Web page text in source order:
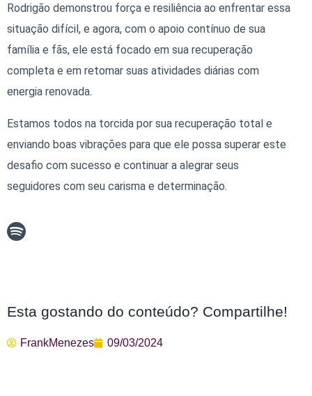
Rodrigão demonstrou força e resiliência ao enfrentar essa
situação difícil, e agora, com o apoio contínuo de sua
família e fãs, ele está focado em sua recuperação
completa e em retomar suas atividades diárias com
energia renovada.
Estamos todos na torcida por sua recuperação total e
enviando boas vibrações para que ele possa superar este
desafio com sucesso e continuar a alegrar seus
seguidores com seu carisma e determinação.
Esta gostando do conteúdo? Compartilhe!
FrankMenezes 09/03/2024